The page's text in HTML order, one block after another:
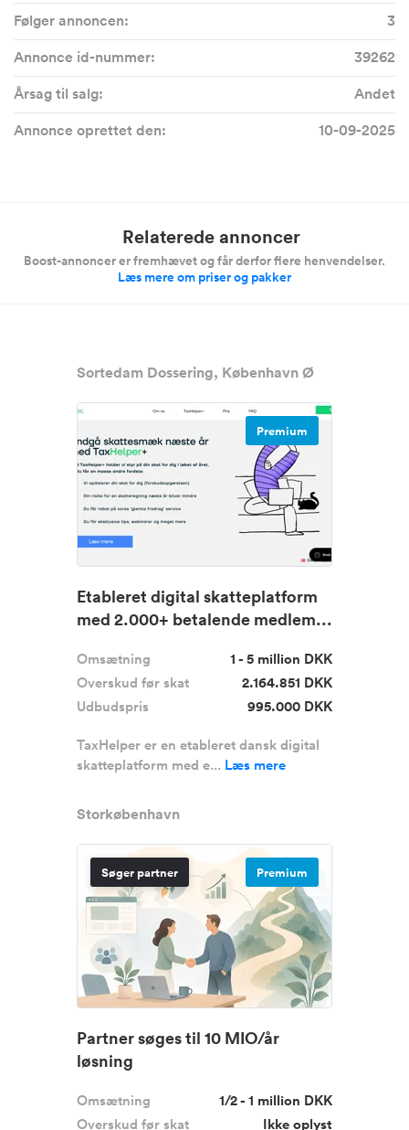
Følger annoncen:
3
Annonce id-nummer:
39262
Årsag til salg:
Andet
Annonce oprettet den:
10-09-2025
Relaterede annoncer
Boost-annoncer er fremhævet og får derfor flere henvendelser.
Læs mere om priser og pakker
Sortedam Dossering, København Ø
Premium
Etableret digital skatteplatform
med 2.000+ betalende medlem...
Omsætning
1 - 5 million DKK
Overskud før skat
2.164.851 DKK
Udbudspris
995.000 DKK
TaxHelper er en etableret dansk digital
skatteplatform med e... Læs mere
Storkøbenhavn
Søger partner Premium
Partner søges til 10 MIO/år
løsning
Omsætning
1/2 - 1 million DKK
Overskud før skat
Ikke oplyst